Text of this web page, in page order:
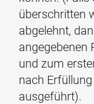
überschritten
abgelehnt,
angegebenen
und zum
nach
ausgeführt).